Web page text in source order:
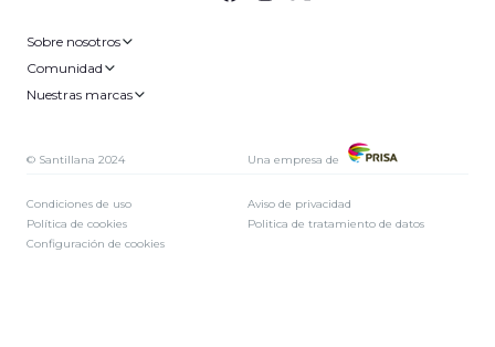
Sobre nosotros
Comunidad
Nuestras marcas
© Santillana 2024 Una empresa de
Condiciones de uso
Política de cookies
Configuración de cookies
Aviso de privacidad
Politica de tratamiento de datos